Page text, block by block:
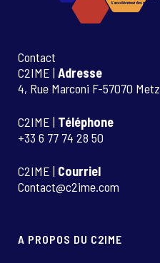
Contact
C2IME | Adresse
4, Rue Marconi F-57070 Metz
C2IME | Téléphone
+33 6 77 74 28 50
C2IME | Courriel
Contact@c2ime.com
A PROPOS DU C2IME